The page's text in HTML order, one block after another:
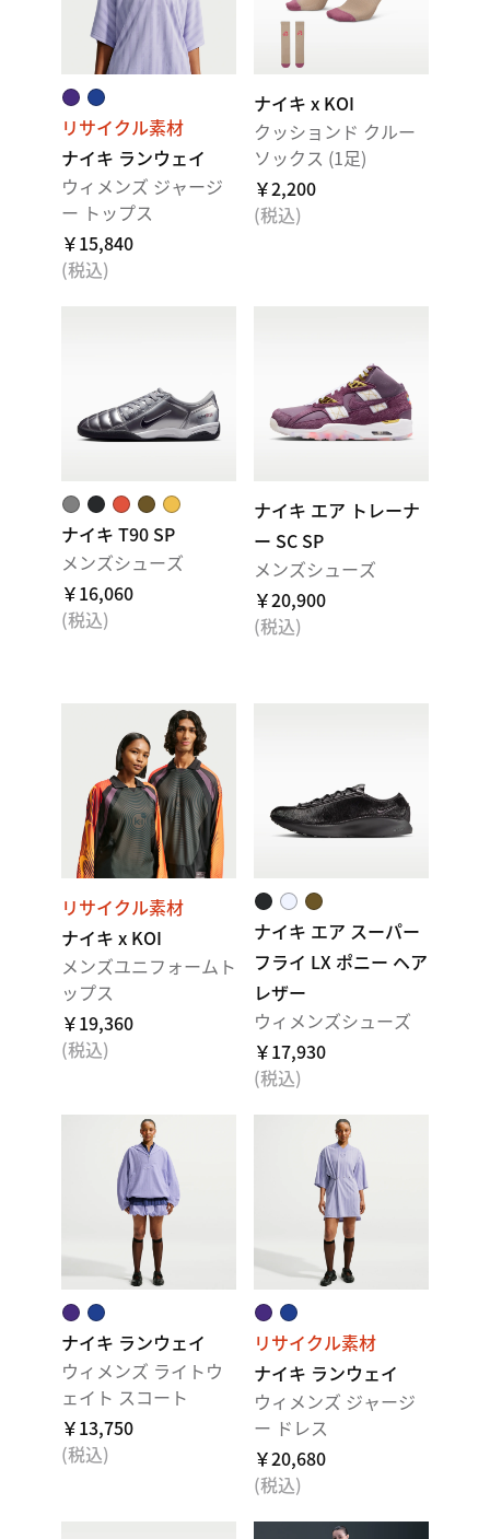
リサイクル素材
ナイキ ランウェイ
ウィメンズ ジャージ
ー トップス
￥15,840
(税込)
ナイキ x KOI
クッションド クルー
ソックス (1足)
￥2,200
(税込)
ナイキ T90 SP
メンズシューズ
￥16,060
(税込)
ナイキ エア トレーナ
ー SC SP
メンズシューズ
￥20,900
(税込)
リサイクル素材
ナイキ x KOI
メンズユニフォームト
ップス
￥19,360
(税込)
ナイキ エア スーパー
フライ LX ポニー ヘア
レザー
ウィメンズシューズ
￥17,930
(税込)
ナイキ ランウェイ
ウィメンズ ライトウ
ェイト スコート
￥13,750
(税込)
リサイクル素材
ナイキ ランウェイ
ウィメンズ ジャージ
ー ドレス
￥20,680
(税込)